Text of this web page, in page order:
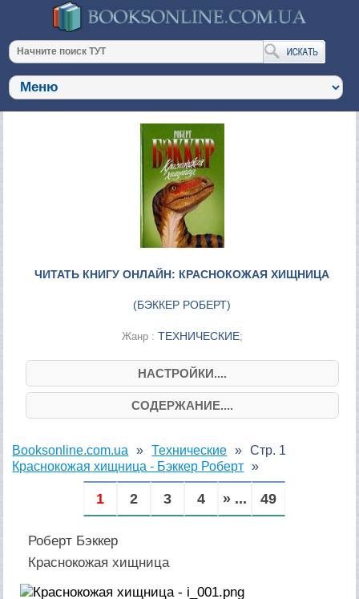
ЧИТАТЬ КНИГУ ОНЛАЙН: КРАСНОКОЖАЯ ХИЩНИЦА
(БЭККЕР РОБЕРТ)
Жанр : ТЕХНИЧЕСКИЕ;
НАСТРОЙКИ....
СОДЕРЖАНИЕ....
Booksonline.com.ua
Технические
Краснокожая хищница - Бэккер Роберт
Стр. 1
1 2 3 4 » ... 49
Роберт Бэккер
Краснокожая хищница